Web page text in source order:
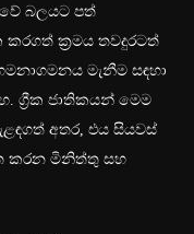
බලයට පත්
කරගත් ක්‍රමය තවදුරටත්
මැනීම සඳහා
ග්‍රීක ජාතිකයන් මෙම
අතර, එය සියවස්
කරන මිනිත්තු සහ